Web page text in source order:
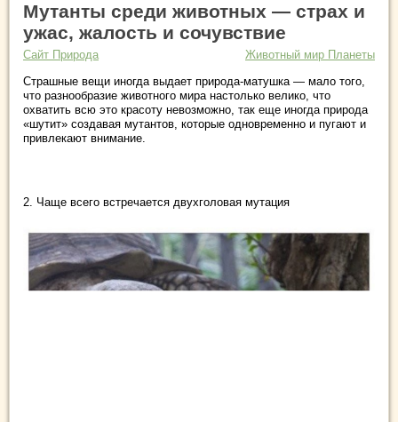
Мутанты среди животных — страх и
ужас, жалость и сочувствие
Сайт Природа
Животный мир Планеты
Страшные вещи иногда выдает природа-матушка — мало того,
что разнообразие животного мира настолько велико, что
охватить всю это красоту невозможно, так еще иногда природа
«шутит» создавая мутантов, которые одновременно и пугают и
привлекают внимание.
2. Чаще всего встречается двухголовая мутация